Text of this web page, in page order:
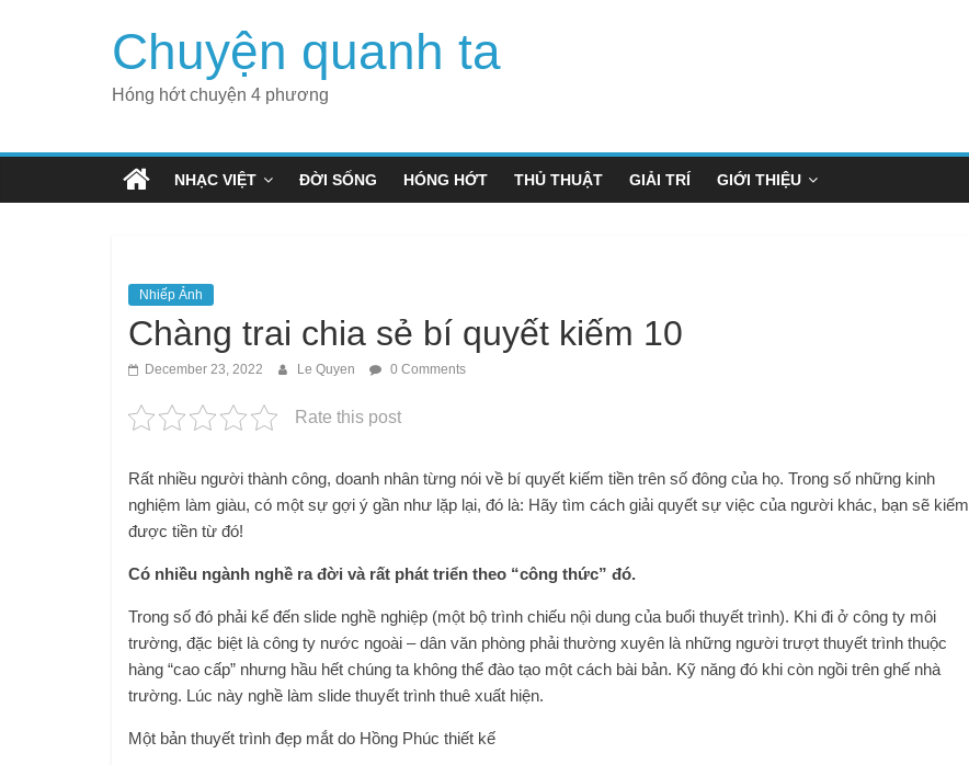
Chuyện quanh ta
Hóng hớt chuyện 4 phương
NHẠC VIỆT ĐỜI SỐNG HÓNG HỚT THỦ THUẬT GIẢI TRÍ GIỚI THIỆU
Nhiếp Ảnh
Chàng trai chia sẻ bí quyết kiếm 10
December 23, 2022 Le Quyen 0 Comments
Rate this post
Rất nhiều người thành công, doanh nhân từng nói về bí quyết kiếm tiền trên số đông của họ. Trong số những kinh
nghiệm làm giàu, có một sự gợi ý gần như lặp lại, đó là: Hãy tìm cách giải quyết sự việc của người khác, bạn sẽ kiếm
được tiền từ đó!
Có nhiều ngành nghề ra đời và rất phát triển theo “công thức” đó.
Trong số đó phải kể đến slide nghề nghiệp (một bộ trình chiếu nội dung của buổi thuyết trình). Khi đi ở công ty môi
trường, đặc biệt là công ty nước ngoài – dân văn phòng phải thường xuyên là những người trượt thuyết trình thuộc
hàng “cao cấp” nhưng hầu hết chúng ta không thể đào tạo một cách bài bản. Kỹ năng đó khi còn ngồi trên ghế nhà
trường. Lúc này nghề làm slide thuyết trình thuê xuất hiện.
Một bản thuyết trình đẹp mắt do Hồng Phúc thiết kế